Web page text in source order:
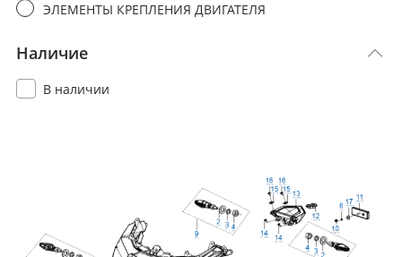
ЭЛЕМЕНТЫ КРЕПЛЕНИЯ ДВИГАТЕЛЯ
Наличие
В наличии